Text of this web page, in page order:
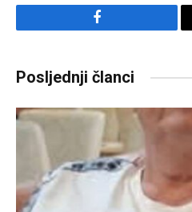
Facebook
Posljednji članci